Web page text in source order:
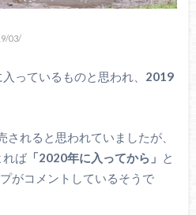
03/
っているものと思われ、 2019
れると思われていましたが、
れば「2020年に入ってから」 と
がコメントしているそうで